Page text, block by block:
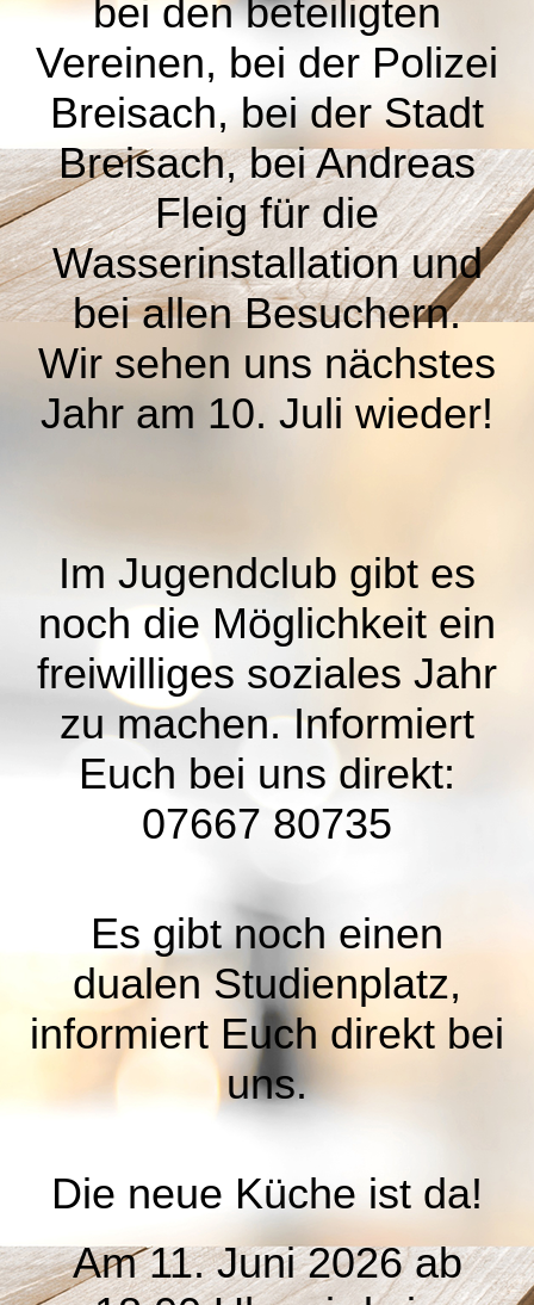
bei den beteiligten
Vereinen, bei der Polizei
Breisach, bei der Stadt
Breisach, bei Andreas
Fleig für die
Wasserinstallation und
bei allen Besuchern.
Wir sehen uns nächstes
Jahr am 10. Juli wieder!
Im Jugendclub gibt es
noch die Möglichkeit ein
freiwilliges soziales Jahr
zu machen. Informiert
Euch bei uns direkt:
07667 80735
Es gibt noch einen
dualen Studienplatz,
informiert Euch direkt bei
uns.
Die neue Küche ist da!
Am 11. Juni 2026 ab